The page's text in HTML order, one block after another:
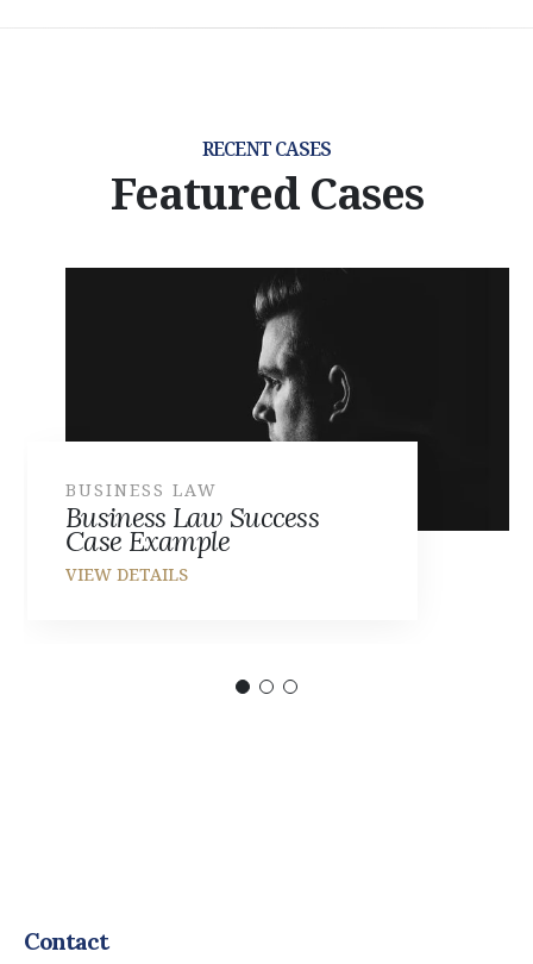
RECENT CASES
Featured Cases
Business Law Success
Case Example
BUSINESS LAW
Contact